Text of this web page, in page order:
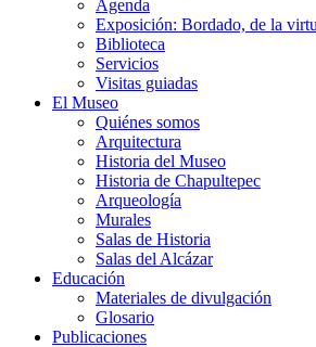
Agenda
Exposición: Bordado, de la
Biblioteca
Servicios
Visitas guiadas
El Museo
Quiénes somos
Arquitectura
Historia del Museo
Historia de Chapultepec
Arqueología
Murales
Salas de Historia
Salas del Alcázar
Educación
Materiales de divulgación
Glosario
Publicaciones